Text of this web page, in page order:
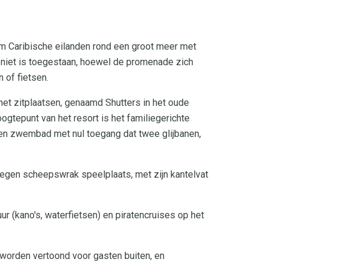
Caribische eilanden rond een groot meer met
is toegestaan, hoewel de promenade zich
of fietsen.
zitplaatsen, genaamd Shutters in het oude
van het resort is het familiegerichte
zwembad met nul toegang dat twee glijbanen,
scheepswrak speelplaats, met zijn kantelvat
(kano's, waterfietsen) en piratencruises op het
vertoond voor gasten buiten, en